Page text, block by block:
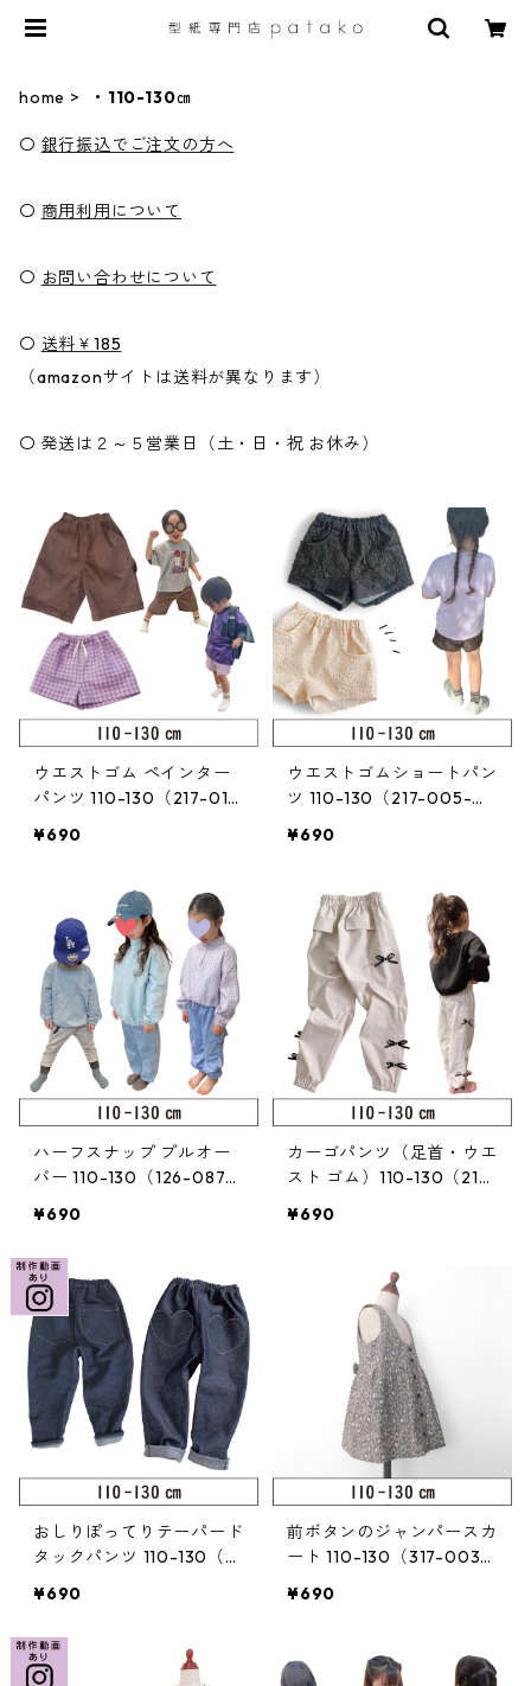
home ・110-130㎝
〇 銀行振込でご注文の方へ
〇 商用利用について
〇 お問い合わせについて
〇 送料￥185
（amazonサイトは送料が異なります）
〇 発送は２～５営業日（土・日・祝 お休み）
ウエストゴム ペインター
パンツ 110-130（217-014
¥690
ウエストゴムショートパン
ツ 110-130（217-005-
¥690
ハーフスナップ プルオー
バー 110-130（126-087-
¥690
カーゴパンツ（足首・ウエ
スト ゴム）110-130（219
¥690
おしりぽってりテーパード
タックパンツ 110-130（2
¥690
前ボタンのジャンパースカ
ート 110-130（317-003-
¥690